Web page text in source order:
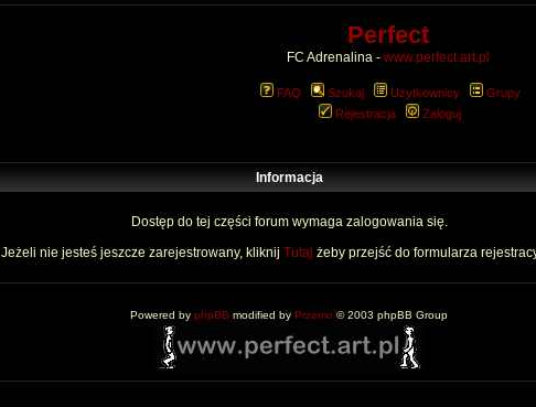
Perfect
FC Adrenalina - www.perfect.art.pl
FAQ Szukaj Użytkownicy
Grupy
Rejestracja
Zaloguj
Informacja
Dostęp do tej części forum wymaga zalogowania się.
Jeżeli nie jesteś jeszcze zarejestrowany, kliknij Tutaj żeby przejść do formularza
Powered by phpBB modified by Przemo © 2003 phpBB Group